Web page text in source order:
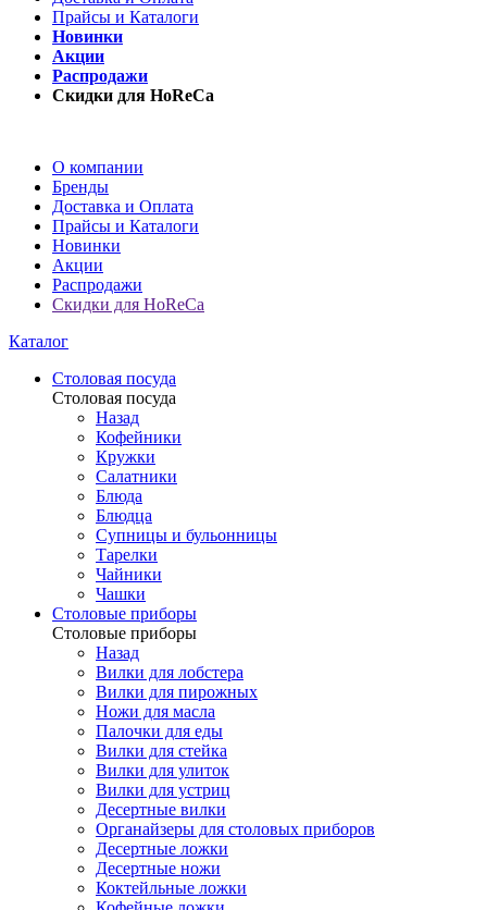
Прайсы и Каталоги
Новинки
Акции
Распродажи
Скидки для HoReCa
О компании
Бренды
Доставка и Оплата
Прайсы и Каталоги
Новинки
Акции
Распродажи
Скидки для HoReCa
Каталог
Столовая посуда
Столовая посуда
Назад
Кофейники
Кружки
Салатники
Блюда
Блюдца
Супницы и бульонницы
Тарелки
Чайники
Чашки
Cтоловые приборы
Cтоловые приборы
Назад
Вилки для лобстера
Вилки для пирожных
Ножи для масла
Палочки для еды
Вилки для стейка
Вилки для улиток
Вилки для устриц
Десертные вилки
Органайзеры для столовых приборов
Десертные ложки
Десертные ножи
Коктейльные ложки